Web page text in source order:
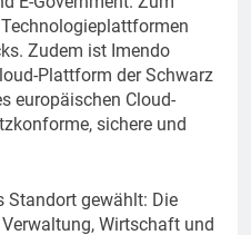
Zudem ist Imendo
Plattform der Schwarz
europäischen Cloud-
sichere und
Standort gewählt: Die
Wirtschaft und